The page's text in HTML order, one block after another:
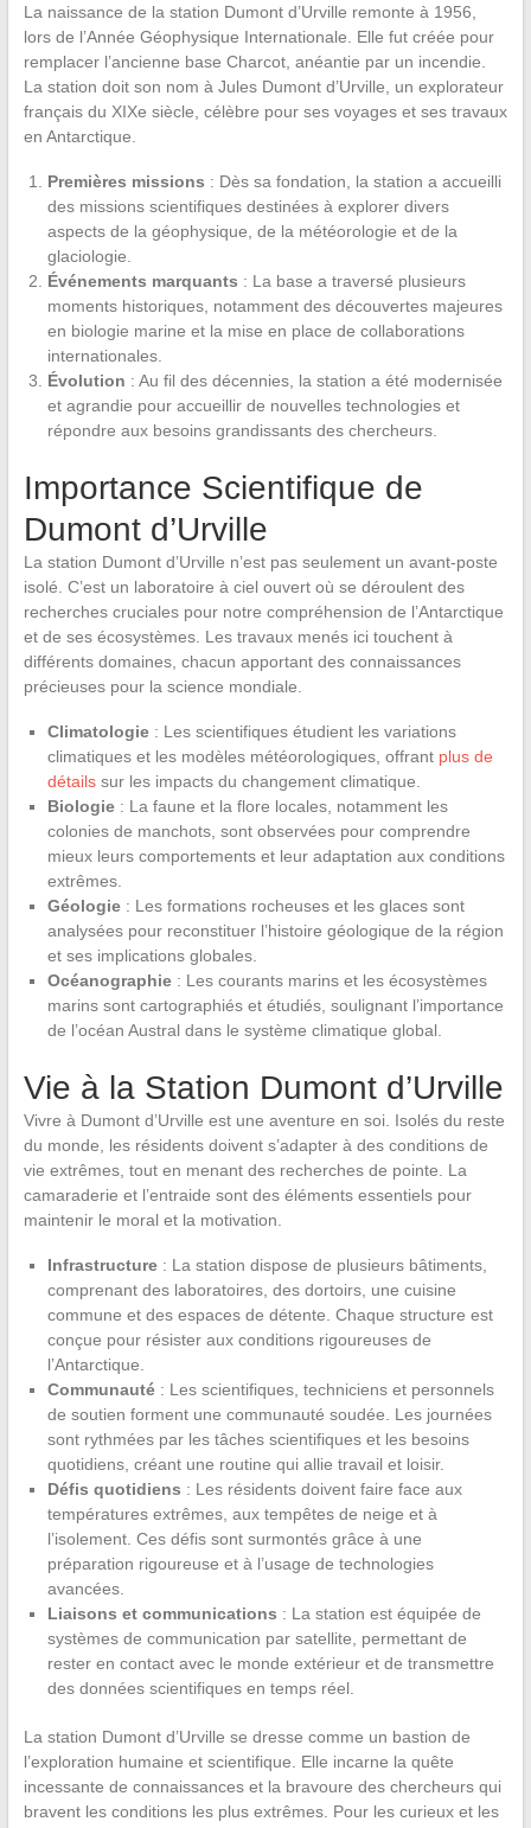
La naissance de la station Dumont d’Urville remonte à 1956,
lors de l’Année Géophysique Internationale. Elle fut créée pour
remplacer l’ancienne base Charcot, anéantie par un incendie.
La station doit son nom à Jules Dumont d’Urville, un explorateur
français du XIXe siècle, célèbre pour ses voyages et ses travaux
en Antarctique.
Premières missions : Dès sa fondation, la station a accueilli
des missions scientifiques destinées à explorer divers
aspects de la géophysique, de la météorologie et de la
glaciologie.
Événements marquants : La base a traversé plusieurs
moments historiques, notamment des découvertes majeures
en biologie marine et la mise en place de collaborations
internationales.
Évolution : Au fil des décennies, la station a été modernisée
et agrandie pour accueillir de nouvelles technologies et
répondre aux besoins grandissants des chercheurs.
Importance Scientifique de
Dumont d’Urville
La station Dumont d’Urville n’est pas seulement un avant-poste
isolé. C’est un laboratoire à ciel ouvert où se déroulent des
recherches cruciales pour notre compréhension de l’Antarctique
et de ses écosystèmes. Les travaux menés ici touchent à
différents domaines, chacun apportant des connaissances
précieuses pour la science mondiale.
Climatologie: Les scientifiques étudient les variations
climatiques et les modèles météorologiques, offrant plus de
détailssur les impacts du changement climatique.
Biologie: La faune et la flore locales, notamment les
colonies de manchots, sont observées pour comprendre
mieux leurs comportements et leur adaptation aux conditions
extrêmes.
Géologie: Les formations rocheuses et les glaces sont
analysées pour reconstituer l’histoire géologique de la région
et ses implications globales.
Océanographie: Les courants marins et les écosystèmes
marins sont cartographiés et étudiés, soulignant l’importance
de l’océan Austral dans le système climatique global.
Vie à la Station Dumont d’Urville
Vivre à Dumont d’Urville est une aventure en soi. Isolés du reste
du monde, les résidents doivent s’adapter à des conditions de
vie extrêmes, tout en menant des recherches de pointe. La
camaraderie et l’entraide sont des éléments essentiels pour
maintenir le moral et la motivation.
Infrastructure: La station dispose de plusieurs bâtiments,
comprenant des laboratoires, des dortoirs, une cuisine
commune et des espaces de détente. Chaque structure est
conçue pour résister aux conditions rigoureuses de
l’Antarctique.
Communauté: Les scientifiques, techniciens et personnels
de soutien forment une communauté soudée. Les journées
sont rythmées par les tâches scientifiques et les besoins
quotidiens, créant une routine qui allie travail et loisir.
Défis quotidiens : Les résidents doivent faire face aux
températures extrêmes, aux tempêtes de neige et à
l’isolement. Ces défis sont surmontés grâce à une
préparation rigoureuse et à l’usage de technologies
avancées.
Liaisons et communications : La station est équipée de
systèmes de communication par satellite, permettant de
rester en contact avec le monde extérieur et de transmettre
des données scientifiques en temps réel.
La station Dumont d’Urville se dresse comme un bastion de
l’exploration humaine et scientifique. Elle incarne la quête
incessante de connaissances et la bravoure des chercheurs qui
bravent les conditions les plus extrêmes. Pour les curieux et les